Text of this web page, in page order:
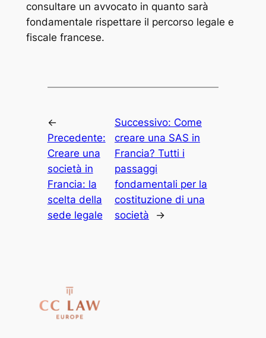
consultare un avvocato in quanto sarà
fondamentale rispettare il percorso legale e
fiscale francese.
←
Precedente:
Creare una
società in
Francia: la
scelta della
sede legale
Successivo: Come
creare una SAS in
Francia? Tutti i
passaggi
fondamentali per la
costituzione di una
società
→